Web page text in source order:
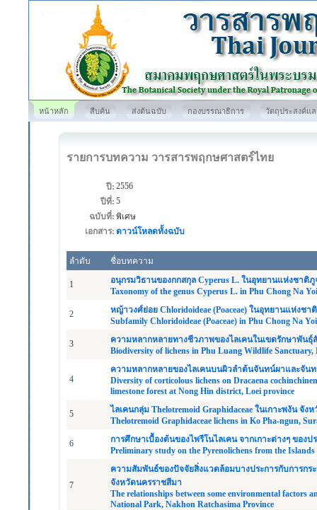
หน้าหลัก สืบค้น ส่งต้นฉบับ กองบรรณาธิการ วัตถุประสงค์แ
รายการบทความ วารสารพฤกษศาสตร์ไทย
ปี: 2556
ปีที่: 5
ฉบับที่: พิเศษ
เอกสาร: ดาวน์โหลดทั้งฉบับ
ลำดับ ชื่อบทความ
1
อนุกรมวิธานของกกสกุล Cyperus L. ในอุทยานแห่งชาติ
Taxonomy of the genus Cyperus L. in Phu Chong Na
2
หญ้าวงศ์ย่อย Chloridoideae (Poaceae) ในอุทยานแห่งช
Subfamily Chloridoideae (Poaceae) in Phu Chong Na
3
ความหลากหลายทางชีวภาพของไลเคนในเขตรักษาพันธุ์
Biodiversity of lichens in Phu Luang Wildlife Sanctuary,
4
ความหลากหลายของไลเคนบนผิวลำต้นจันทน์ผาและจัน
Diversity of corticolous lichens on Dracaena
limestone forest at Nong Hin district, Loei province
5
ไลเคนกลุ่ม Thelotremoid Graphidaceae ในเกาะพงัน จัง
Thelotremoid Graphidaceae lichens in Ko Pha-ngun,
6
การศึกษาเบื้องต้นของไพรีโนไลเคน จากเกาะต่างๆ ของป
Preliminary study on the Pyrenolichens from the
7
ความสัมพันธ์ของปัจจัยสิ่งแวดล้อมบางประการกับการก
จังหวัดนครราชสีมา
The relationships between some environmental
National Park, Nakhon Ratchasima Province